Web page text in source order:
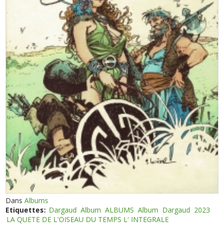
DansAlbums
Etiquettes: Dargaud Album ALBUMS Album Dargaud 2023
LA QUETE DE L'OISEAU DU TEMPS L' INTEGRALE